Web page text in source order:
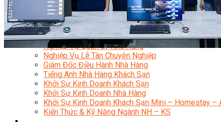
Quản Trị Nhà Hàng Khách Sạn Quốc Tế
Nghiệp Vụ Quản Lý NH-KS
Quản Lý Nhà Hàng Chuyên Nghiệp
Quản Lý Khách Sạn Chuyên Nghiệp
Nghiệp Vụ Quản Lý Nhà Hàng
Nghiệp Vụ Lễ Tân Chuyên Nghiệp
Giám Đốc Điều Hành Nhà Hàng
Tiếng Anh Nhà Hàng Khách Sạn
Khởi Sự Kinh Doanh Khách Sạn
Khởi Sự Kinh Doanh Nhà Hàng
Khởi Sự Kinh Doanh Khách Sạn Mini – Homestay –
Kiến Thức & Kỹ Năng Ngành NH – KS